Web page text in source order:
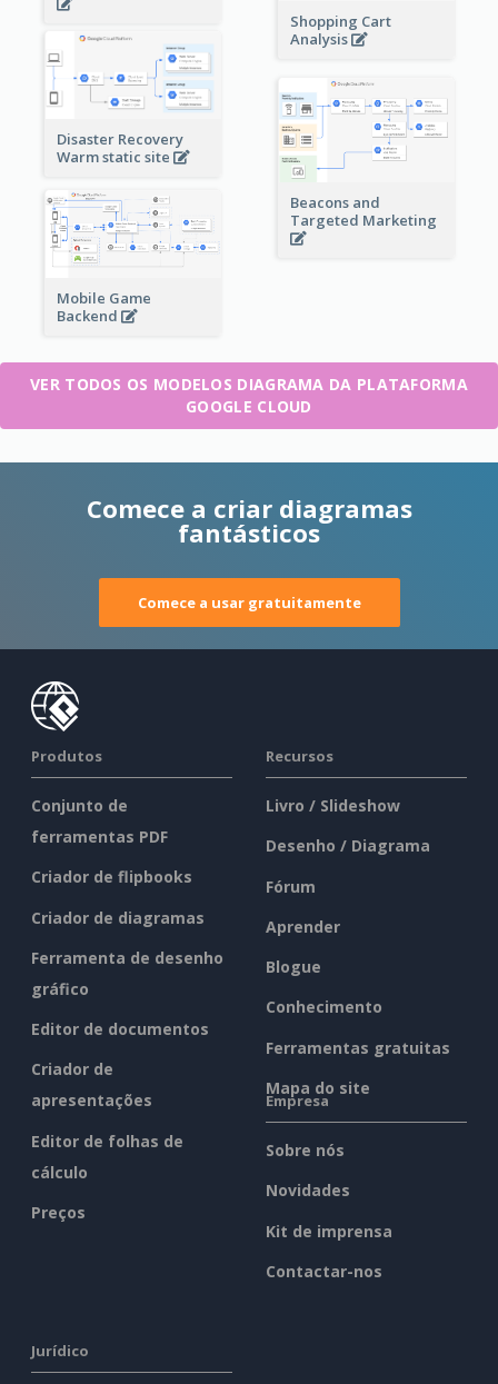
Shopping Cart
Analysis
Disaster Recovery
Warm static site
Beacons and
Targeted Marketing
Mobile Game
Backend
VER TODOS OS MODELOS DIAGRAMA DA PLATAFORMA
GOOGLE CLOUD
Comece a criar diagramas
fantásticos
Comece a usar gratuitamente
Produtos
Conjunto de
ferramentas PDF
Criador de flipbooks
Criador de diagramas
Ferramenta de desenho
gráfico
Editor de documentos
Criador de
apresentações
Editor de folhas de
cálculo
Preços
Recursos
Livro / Slideshow
Desenho / Diagrama
Fórum
Aprender
Blogue
Conhecimento
Ferramentas gratuitas
Mapa do site
Empresa
Sobre nós
Novidades
Kit de imprensa
Contactar-nos
Jurídico